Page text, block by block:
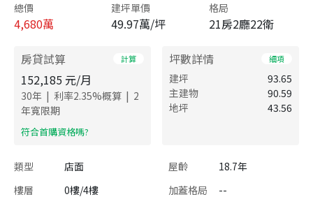
總價
4,680萬
建坪單價
49.97萬/坪
格局
21房2廳22衛
房貸試算 計算
152,185 元/月
30年 | 利率2.35%概算 | 2
年寬限期
​符合首購資格嗎?
坪數詳情 細項
建坪
93.65
主建物
90.59
地坪
43.56
類型 店面 屋齡
18.7年
樓層
0樓/4樓 加蓋格局
--